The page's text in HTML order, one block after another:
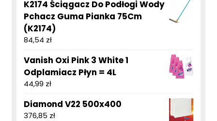
K2174 Ściągacz Do Podłogi Wody
Pchacz Guma Pianka 75Cm
(K2174)
84,54 zł
Vanish Oxi Pink 3 White 1
Odplamiacz Płyn = 4L
44,99 zł
Diamond V22 500x400
376,85 zł